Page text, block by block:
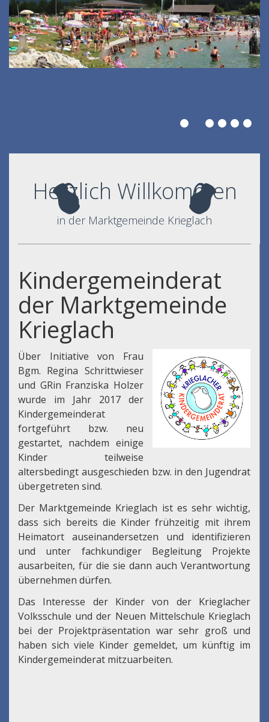
Herzlich Willkommen
in der Marktgemeinde Krieglach
Kindergemeinderat
der Marktgemeinde
Krieglach
Über Initiative von Frau
Bgm. Regina Schrittwieser
und GRin Franziska Holzer
wurde im Jahr 2017 der
Kindergemeinderat
fortgeführt bzw. neu
gestartet, nachdem einige
Kinder teilweise
altersbedingt ausgeschieden bzw. in den Jugendrat
übergetreten sind.
Der Marktgemeinde Krieglach ist es sehr wichtig,
dass sich bereits die Kinder frühzeitig mit ihrem
Heimatort auseinandersetzen und identifizieren
und unter fachkundiger Begleitung Projekte
ausarbeiten, für die sie dann auch Verantwortung
übernehmen dürfen.
Das Interesse der Kinder von der Krieglacher
Volksschule und der Neuen Mittelschule Krieglach
bei der Projektpräsentation war sehr groß und
haben sich viele Kinder gemeldet, um künftig im
Kindergemeinderat mitzuarbeiten.